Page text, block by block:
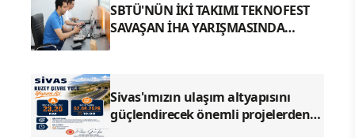
SBTÜ'NÜN İKİ TAKIMI TEKNOFEST
SAVAŞAN İHA YARIŞMASINDA
Sivas'ımızın ulaşım altyapısını
güçlendirecek önemli projelerden